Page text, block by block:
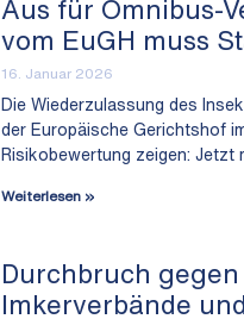
Aus für Omnibus-
vom EuGH muss
16. Januar 2026
Die Wiederzulassung des
der Europäische Gerichtshof
Risikobewertung zeigen: Jetzt
Weiterlesen »
Durchbruch
Imkerverbände